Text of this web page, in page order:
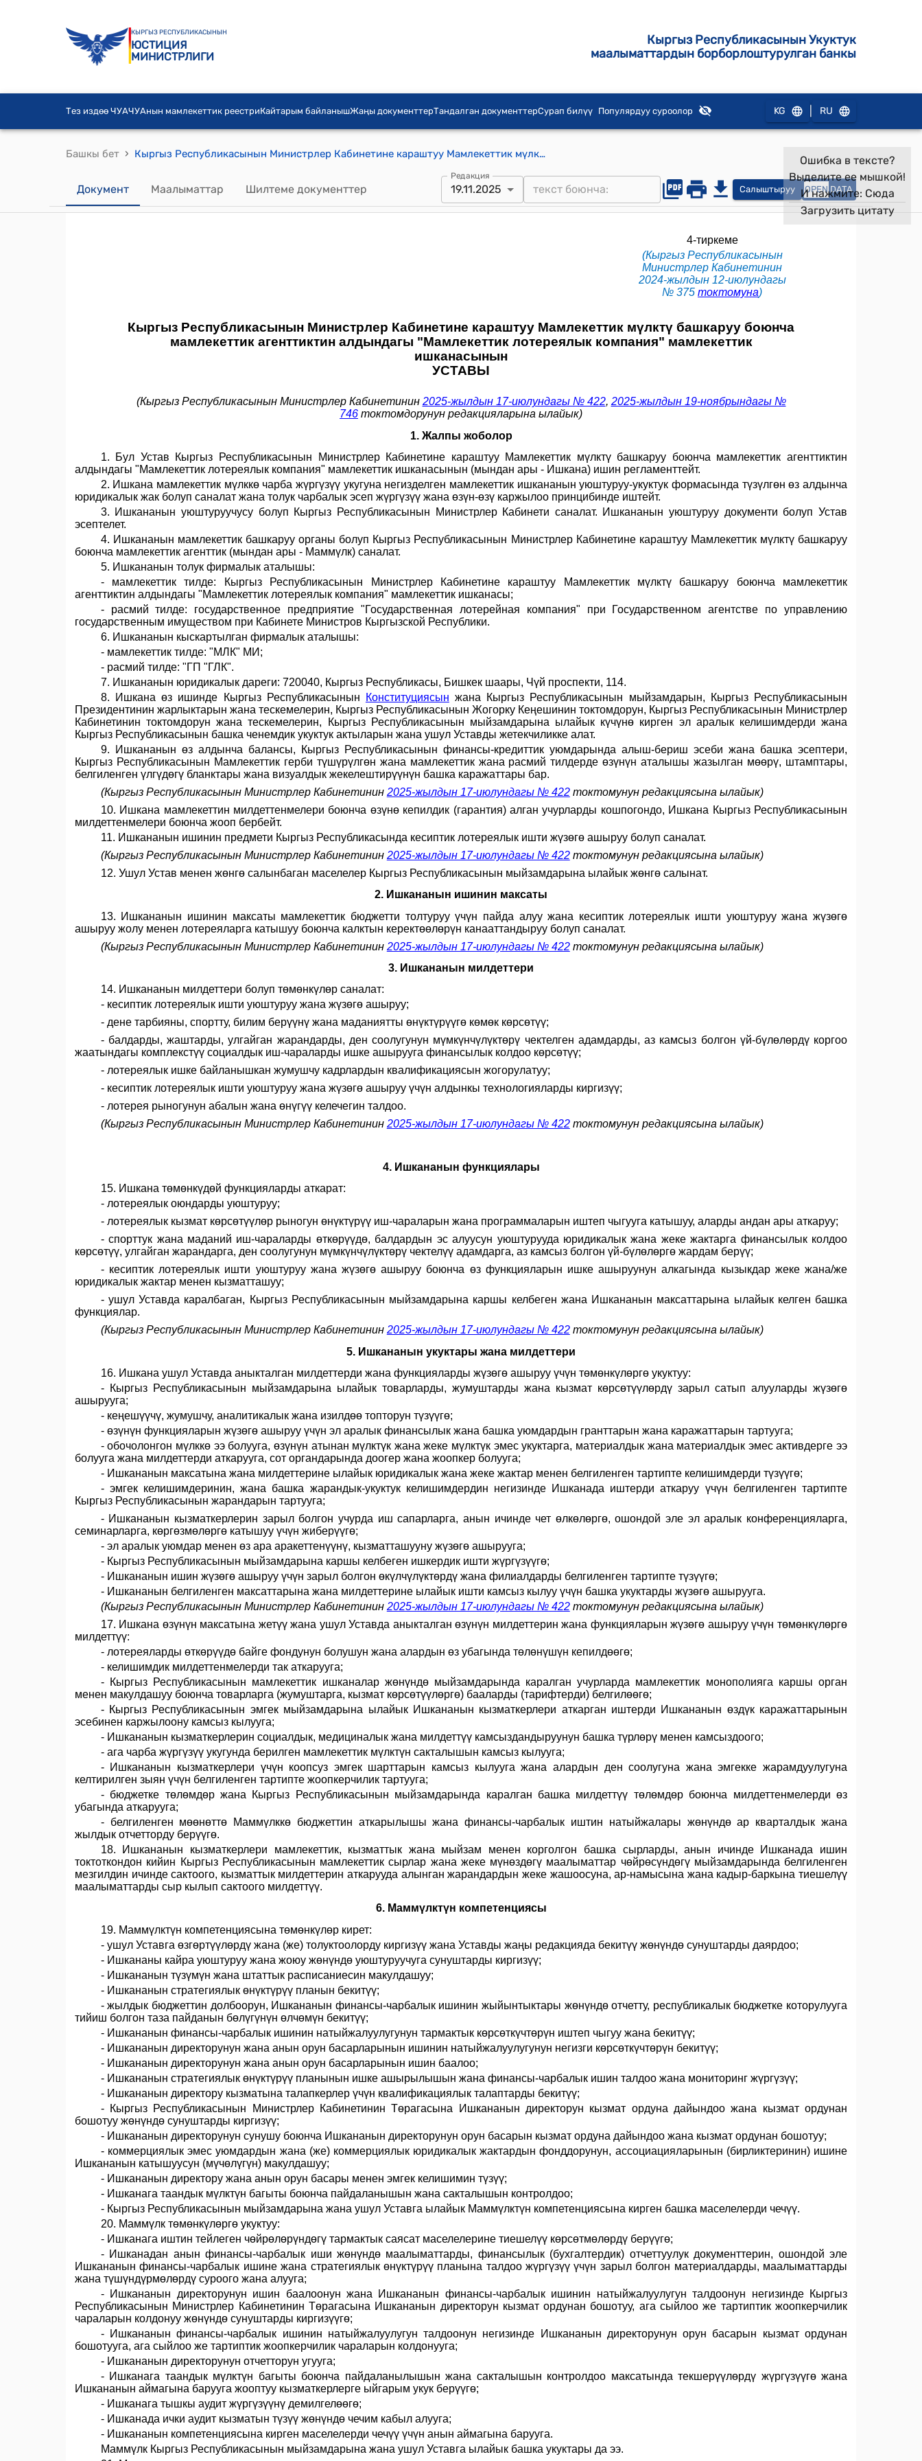
КЫРГЫЗ РЕСПУБЛИКАСЫНЫН
ЮСТИЦИЯ
МИНИСТРЛИГИ
Кыргыз Республикасынын Укуктук
маалыматтардын борборлоштурулган банкы
Тез издөө ЧУАЧУАнын мамлекеттик реестриКайтарым байланышЖаңы документтерТандалган документтерСурап билүү Популярдуу суроолор KG RU
Башкы бет › Кыргыз Республикасынын Министрлер Кабинетине караштуу Мамлекеттик мүлктү башкаруу боюнча мамлекеттик агенттиктин алдындагы "Мамлекеттик лотереялык компания" мамлекеттик ишканасынын Уставы (КР Министрлер Кабинетинин 2024-жылдын 12-июлундагы № 375 токтомуна)
Документ Маалыматтар Шилтеме документтер
Редакция
19.11.2025 Салыштыруу OPEN DATA
Ошибка в тексте?
Выделите ее мышкой!
И нажмите: Сюда
Загрузить цитату